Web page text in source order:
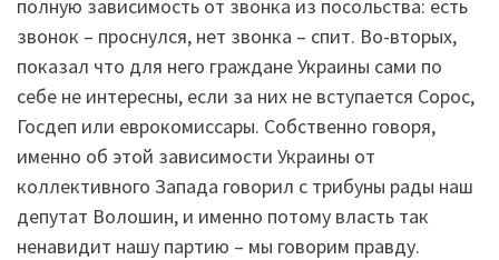
полную зависимость от звонка из посольства: есть
звонок – проснулся, нет звонка – спит. Во-вторых,
показал что для него граждане Украины сами по
себе не интересны, если за них не вступается Сорос,
Госдеп или еврокомиссары. Собственно говоря,
именно об этой зависимости Украины от
коллективного Запада говорил с трибуны рады наш
депутат Волошин, и именно потому власть так
ненавидит нашу партию – мы говорим правду.